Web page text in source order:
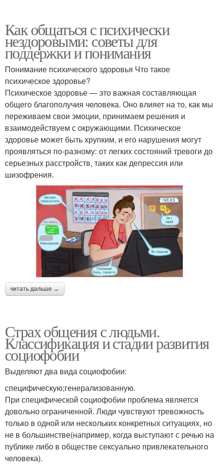
Как общаться с психически
нездоровыми: советы для
поддержки и понимания
Понимание психического здоровья Что такое
психическое здоровье?
Психическое здоровье — это важная составляющая
общего благополучия человека. Оно влияет на то, как мы
переживаем свои эмоции, принимаем решения и
взаимодействуем с окружающими. Психическое
здоровье может быть хрупким, и его нарушения могут
проявляться по-разному: от легких состояний тревоги до
серьезных расстройств, таких как депрессия или
шизофрения.
читать дальше →
Страх общения с людьми.
Классификация и стадии развития
социофобии
Выделяют два вида социофобии:
специфическую;генерализованную.
При специфической социофобии проблема является
довольно ограниченной. Люди чувствуют тревожность
только в одной или нескольких конкретных ситуациях, но
не в большинстве(например, когда выступают с речью на
публике либо в обществе сексуально привлекательного
человека).